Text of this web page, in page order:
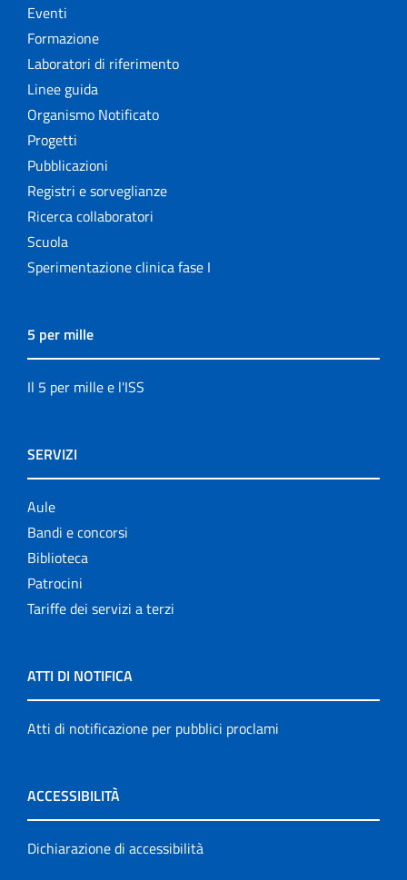
Eventi
Formazione
Laboratori di riferimento
Linee guida
Organismo Notificato
Progetti
Pubblicazioni
Registri e sorveglianze
Ricerca collaboratori
Scuola
Sperimentazione clinica fase I
5 per mille
Il 5 per mille e l'ISS
SERVIZI
Aule
Bandi e concorsi
Biblioteca
Patrocini
Tariffe dei servizi a terzi
ATTI DI NOTIFICA
Atti di notificazione per pubblici proclami
ACCESSIBILITÀ
Dichiarazione di accessibilità